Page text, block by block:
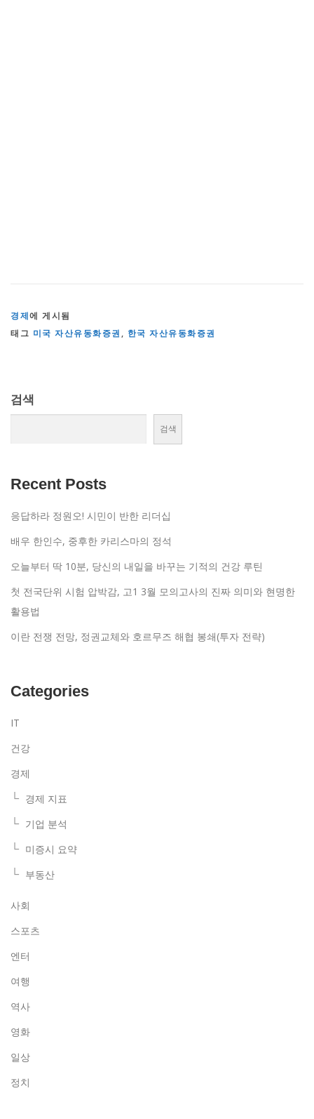
경제에 게시됨
태그 미국 자산유동화증권 , 한국 자산유동화증권
검색
검색
Recent Posts
응답하라 정원오! 시민이 반한 리더십
배우 한인수, 중후한 카리스마의 정석
오늘부터 딱 10분, 당신의 내일을 바꾸는 기적의 건강 루틴
첫 전국단위 시험 압박감, 고1 3월 모의고사의 진짜 의미와 현명한
활용법
이란 전쟁 전망, 정권교체와 호르무즈 해협 봉쇄(투자 전략)
Categories
IT
건강
경제
경제 지표
기업 분석
미증시 요약
부동산
사회
스포츠
엔터
여행
역사
영화
일상
정치